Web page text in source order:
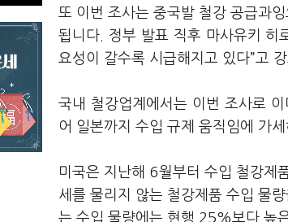
또 이번 조사는 중국발 철강 공급과
됩니다. 정부 발표 직후 마사유키 히
요성이 갈수록 시급해지고 있다”고
국내 철강업계에서는 이번 조사로
어 일본까지 수입 규제 움직임에 가
미국은 지난해 6월부터 수입 철강
세를 물리지 않는 철강제품 수입 물
는 수입 물량에는 현행 25%보다 높